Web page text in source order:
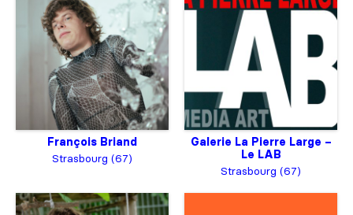
François Briand
Strasbourg (67)
Galerie La Pierre Large –
Le LAB
Strasbourg (67)